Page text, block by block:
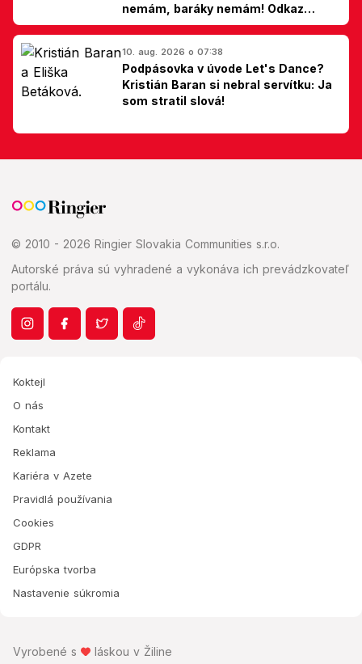
nemám, baráky nemám! Odkaz
Slovákom
10. aug. 2026 o 07:38
Podpásovka v úvode Let's Dance?
Kristián Baran si nebral servítku: Ja
som stratil slová!
© 2010 - 2026 Ringier Slovakia Communities s.r.o.
Autorské práva sú vyhradené a vykonáva ich prevádzkovateľ
portálu.
Koktejl
O nás
Kontakt
Reklama
Kariéra v Azete
Pravidlá používania
Cookies
GDPR
Európska tvorba
Nastavenie súkromia
Vyrobené s láskou v Žiline